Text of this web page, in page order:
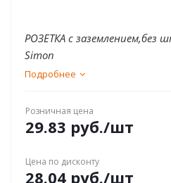
РОЗЕТКА с заземлением,без
Simon
Подробнее
Розничная цена
29.83 руб./шт
Цена по дисконту
28.04 руб./шт